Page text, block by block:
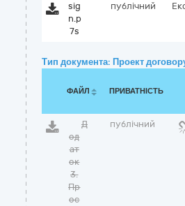
sig
n.p
7s
публічний
Тип документа: Проект
ФАЙЛ ПРИВАТНІСТЬ
Д
од
ат
ок
3.
Пр
оє
публічний